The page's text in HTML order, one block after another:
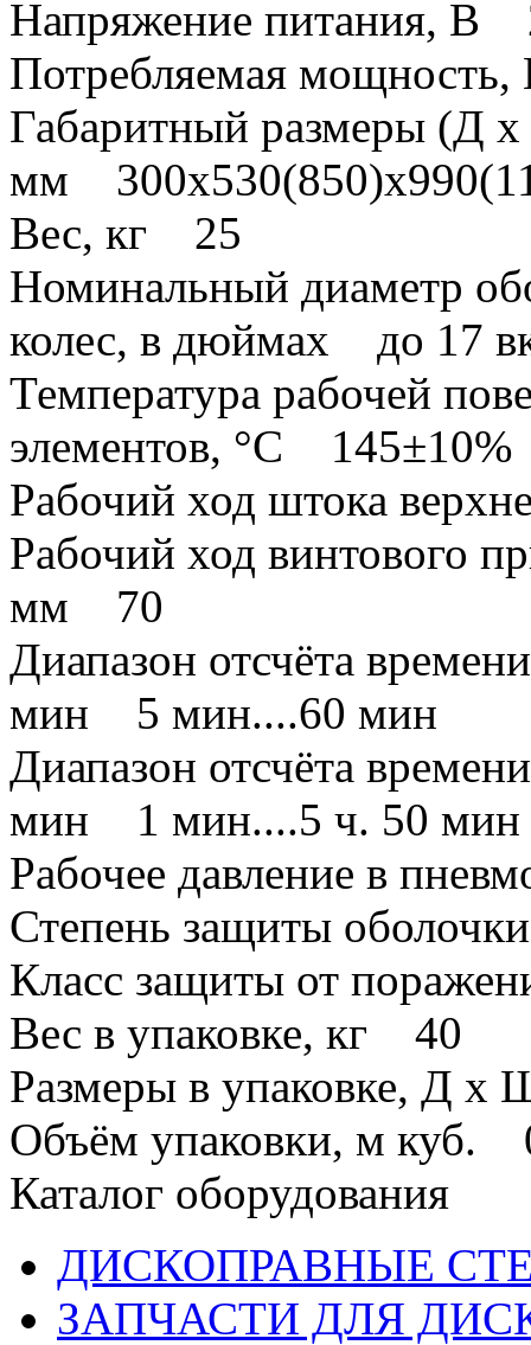
Напряжение питания, В
Потребляемая
Габаритный размеры (Д
мм
Вес, кг 25
Номинальный диаметр
колес, в дюймах до 17
Температура рабочей
элементов, °С 145±10%
Рабочий ход штока
Рабочий ход винтового
мм 70
Диапазон отсчёта
мин 5 мин....60 мин
Диапазон отсчёта
мин 1 мин....5 ч. 50 мин
Рабочее давление в
Степень защиты
Класс защиты от
Вес в упаковке, кг 40
Размеры в упаковке, Д
Объём упаковки, м куб.
Каталог оборудования
ДИСКОПРАВНЫЕ
ЗАПЧАСТИ ДЛЯ